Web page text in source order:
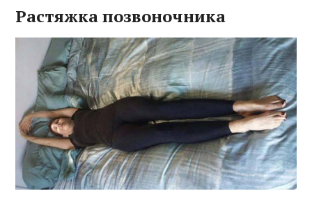
Растяжка позвоночника